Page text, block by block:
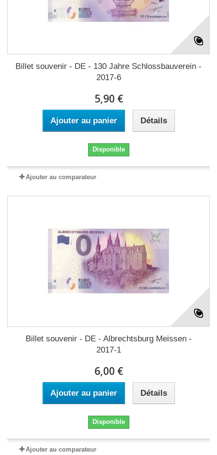
Billet souvenir - DE - 130 Jahre Schlossbauverein -
2017-6
5,90 €
Ajouter au panier Détails
Disponible
Ajouter au comparateur
Billet souvenir - DE - Albrechtsburg Meissen -
2017-1
6,00 €
Ajouter au panier Détails
Disponible
Ajouter au comparateur